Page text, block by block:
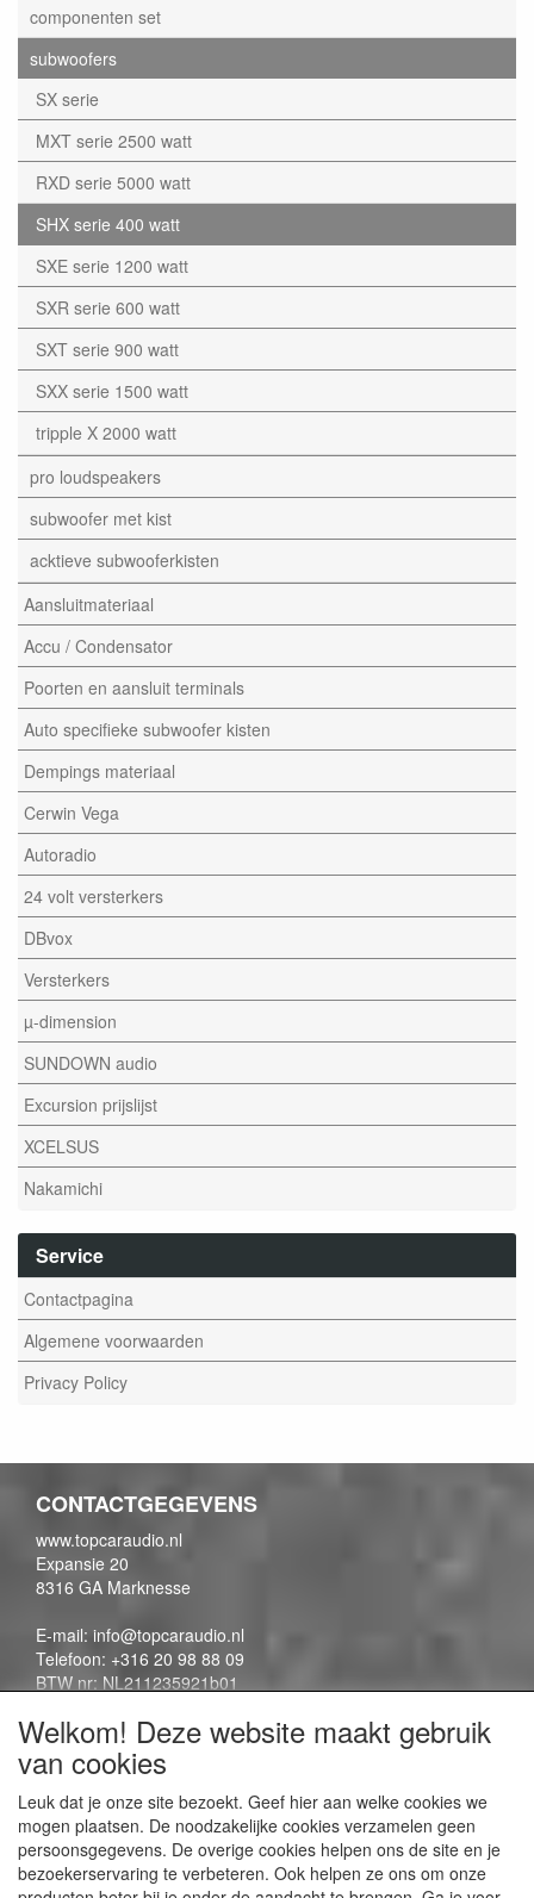
componenten set
subwoofers
SX serie
MXT serie 2500 watt
RXD serie 5000 watt
SHX serie 400 watt
SXE serie 1200 watt
SXR serie 600 watt
SXT serie 900 watt
SXX serie 1500 watt
tripple X 2000 watt
pro loudspeakers
subwoofer met kist
acktieve subwooferkisten
Aansluitmateriaal
Accu / Condensator
Poorten en aansluit terminals
Auto specifieke subwoofer kisten
Dempings materiaal
Cerwin Vega
Autoradio
24 volt versterkers
DBvox
Versterkers
µ-dimension
SUNDOWN audio
Excursion prijslijst
XCELSUS
Nakamichi
Service
Contactpagina
Algemene voorwaarden
Privacy Policy
CONTACTGEGEVENS
www.topcaraudio.nl
Expansie 20
8316 GA Marknesse
E-mail: info@topcaraudio.nl
Telefoon: +316 20 98 88 09
BTW nr: NL211235921b01
CONTENTPAGINA'S
Contactpagina
Algemene voorwaarden
Privacy Policy
Welkom! Deze website maakt gebruik
van cookies
Leuk dat je onze site bezoekt. Geef hier aan welke cookies we
mogen plaatsen. De noodzakelijke cookies verzamelen geen
persoonsgegevens. De overige cookies helpen ons de site en je
bezoekerservaring te verbeteren. Ook helpen ze ons om onze